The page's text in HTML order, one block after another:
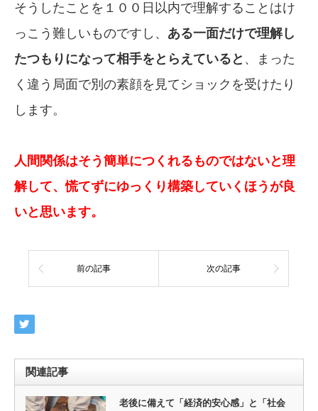
そうしたことを１００日以内で理解することはけ
っこう難しいものですし、 ある一面だけで理解し
たつもりになって相手をとらえていると 、まった
く違う局面で別の素顔を見てショックを受けたり
します。
人間関係はそう簡単につくれるものではないと理
解して、慌てずにゆっくり構築していくほうが良
いと思います。
前の記事 次の記事
関連記事
老後に備えて「経済的安心感」と「社会